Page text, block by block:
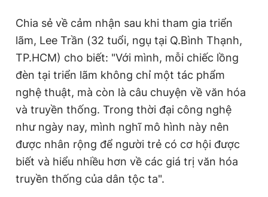
Chia sẻ về cảm nhận sau khi tham gia triển
lãm, Lee Trần (32 tuổi, ngụ tại Q.Bình Thạnh,
TP.HCM) cho biết: "Với mình, mỗi chiếc lồng
đèn tại triển lãm không chỉ một tác phẩm
nghệ thuật, mà còn là câu chuyện về văn hóa
và truyền thống. Trong thời đại công nghệ
như ngày nay, mình nghĩ mô hình này nên
được nhân rộng để người trẻ có cơ hội được
biết và hiểu nhiều hơn về các giá trị văn hóa
truyền thống của dân tộc ta".